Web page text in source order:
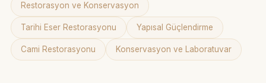
Restorasyon ve Konservasyon
Tarihi Eser Restorasyonu Yapısal Güçlendirme
Cami Restorasyonu Konservasyon ve Laboratuvar